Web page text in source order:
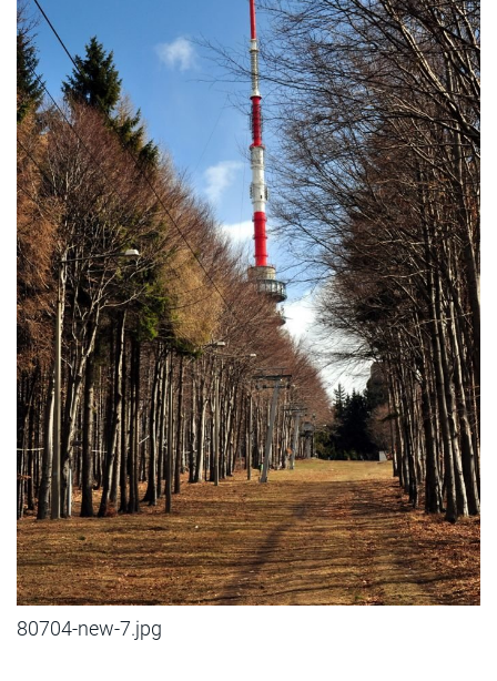
80704-new-7.jpg